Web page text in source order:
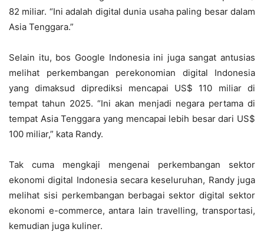
82 miliar. “Ini adalah digital dunia usaha paling besar dalam
Asia Tenggara.”
Selain itu, bos Google Indonesia ini juga sangat antusias
melihat perkembangan perekonomian digital Indonesia
yang dimaksud diprediksi mencapai US$ 110 miliar di
tempat tahun 2025. “Ini akan menjadi negara pertama di
tempat Asia Tenggara yang mencapai lebih besar dari US$
100 miliar,” kata Randy.
Tak cuma mengkaji mengenai perkembangan sektor
ekonomi digital Indonesia secara keseluruhan, Randy juga
melihat sisi perkembangan berbagai sektor digital sektor
ekonomi e-commerce, antara lain travelling, transportasi,
kemudian juga kuliner.